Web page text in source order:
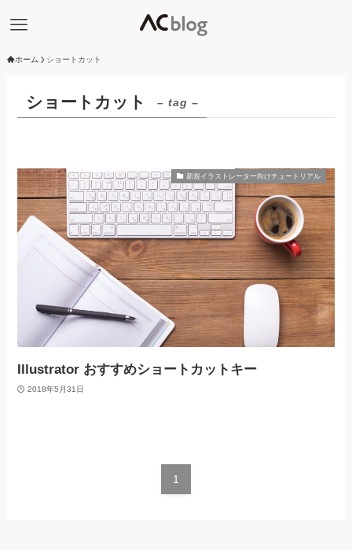
ホーム ショートカット
ショートカット – tag –
新規イラストレーター向けチュートリアル
Illustrator おすすめショートカットキー
2018年5月31日
1